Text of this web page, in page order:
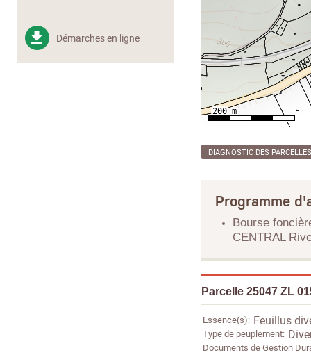
Démarches en ligne
DIAGNOSTIC DES PARCELLES
Programme
Bourse
CENTRAL
Parcelle 25047 ZL
Essence(s) Feuillus
Type de peuplement
Documents de Gestion